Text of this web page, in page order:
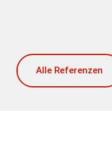
Alle Referenzen